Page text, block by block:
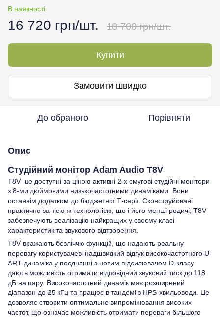
В наявності
16 720 грн/шт. 18 700 грн/шт.
Купити
Замовити швидко
До обраного Порівняти
Опис
Студійний монітор Adam Audio T8V
T8V це доступні за ціною активні 2-х смугові студійні монітори
з 8-ми дюймовими низькочастотними динаміками. Вони
останнім додатком до бюджетної Т-серії. Сконструйовані
практично за тією ж технологією, що і його менші родичі, T8V
забезпечують реалізацію найкращих у своєму класі
характеристик та звукового відтворення.
T8V вражають безліччю функцій, що надають реальну
перевагу користувачеві надшвидкий відгук високочастотного U-
ART-динаміка у поєднанні з новим підсилювачем D-класу
дають можливість отримати відповідний звуковий тиск до 118
дБ на пару. Високочастотний динамік має розширений
діапазон до 25 кГц та працює в тандемі з HPS-хвильоводи. Це
дозволяє створити оптимальне випромінювання високих
частот, що означає можливість отримати переваги більшого